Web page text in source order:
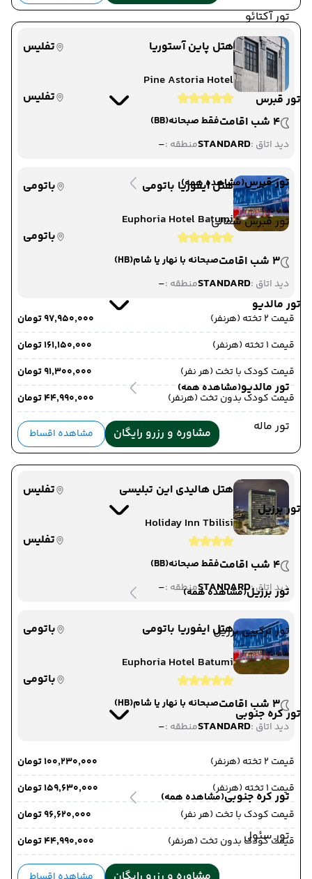
تور آکتائو
تور قبرس
تور قبرس(مشاهده همه)
تور قبرس شمالی
تور مالدیو
تور مالدیو(مشاهده همه)
تور ماله
تور برزیل
تور برزیل(مشاهده همه)
تور ترکیبی برزیل
تور کره جنوبی
تور کره جنوبی(مشاهده همه)
تور سئول
هتل پاین آستوریا
تفلیس
Pine Astoria Hotel
تفلیس
4 شب اقامت
فقط صبحانه(BB)
دید اتاق :STANDARDمنطقه :-
هتل ایفوریا باتومی
باتومی
Euphoria Hotel Batumi
باتومی
3 شب اقامت
صبحانه با نهار یا شام(HB)
دید اتاق :STANDARDمنطقه :-
قیمت 2 تخته (هرنفر)
۹۷٬۹۵۰٬۰۰۰ تومان
قیمت 1 تخته (هرنفر)
۱۶۱٬۱۵۰٬۰۰۰ تومان
قیمت کودک با تخت (هر نفر)
۹۱٬۳۰۰٬۰۰۰ تومان
قیمت کودک بدون تخت (هرنفر)
۴۴٬۹۹۰٬۰۰۰ تومان
مشاوره و رزرو رایگان مشاهده اقساط
هتل هالیدی این تبلیسی
تفلیس
Holiday Inn Tbilisi
تفلیس
4 شب اقامت
فقط صبحانه(BB)
دید اتاق :STANDARDمنطقه :-
هتل ایفوریا باتومی
باتومی
Euphoria Hotel Batumi
باتومی
3 شب اقامت
صبحانه با نهار یا شام(HB)
دید اتاق :STANDARDمنطقه :-
قیمت 2 تخته (هرنفر)
۱۰۰٬۲۳۰٬۰۰۰ تومان
قیمت 1 تخته (هرنفر)
۱۵۹٬۶۳۰٬۰۰۰ تومان
قیمت کودک با تخت (هر نفر)
۹۶٬۶۲۰٬۰۰۰ تومان
قیمت کودک بدون تخت (هرنفر)
۴۴٬۹۹۰٬۰۰۰ تومان